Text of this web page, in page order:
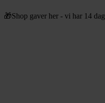
til
🎁Shop gaver her - vi har 14